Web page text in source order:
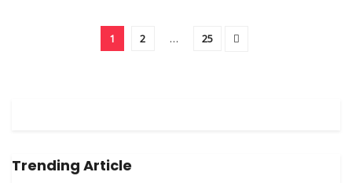
1 2 … 25
Trending Article